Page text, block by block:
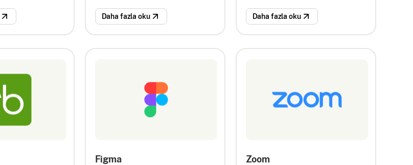
Daha fazla oku Daha fazla oku
Figma Zoom